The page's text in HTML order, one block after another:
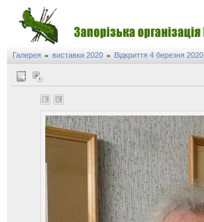
Галерея » виставки 2020 » Відкриття 4 березня 2020